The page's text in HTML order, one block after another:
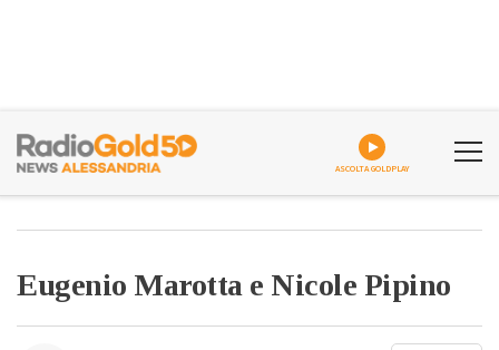
ASCOLTA GOLDPLAY
Eugenio Marotta e Nicole Pipino